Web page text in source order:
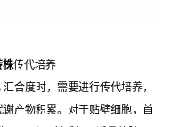
株传代培养
合度时，需要进行传代培养，
产物积累。对于贴壁细胞，首